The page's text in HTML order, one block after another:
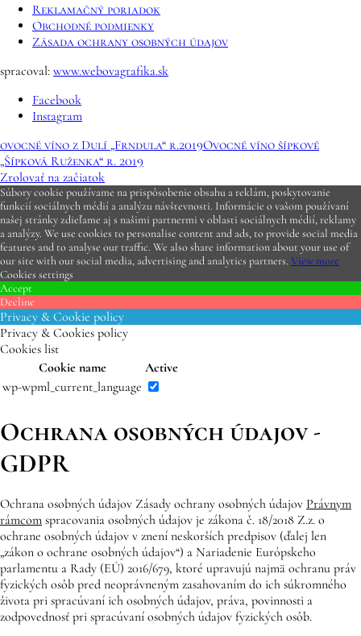
Reklamačný poriadok
Obchodné podmienky
Zásada ochrany osobných údajov
spracoval: www.webovagrafika.sk
Facebook
Instagram
ovocné víno z Dulí „Frndula“ r.2019Ovocné víno šípkové
„Šípková Ruženka“ r. 2019
Zrolovať na začiatok
Súbory cookie používame na prispôsobenie obsahu a reklám, poskytovanie
funkcií sociálnych médií a analýzu návštevnosti. Informácie o vašom používaní
našej stránky zdieľame aj s našimi partnermi v oblasti sociálnych médií, reklamy
a analýzy. We use cookies to personalise content and ads, to provide social media
features and to analyse our traffic. We also share information about your use of
our site with our social media, advertising and analytics partners. View more
Cookies settings
Accept
Decline
Privacy & Cookie policy
Privacy & Cookies policy
Cookies list
Cookie name
Active
wp-wpml_current_language
Ochrana osobných údajov -
GDPR
Ochrana osobných údajov Zásady ochrany osobných údajov Právnym
rámcom spracovania osobných údajov je zákona č. 18/2018 Z.z. o
ochrane osobných údajov v znení neskorších predpisov (ďalej len
„zákon o ochrane osobných údajov“) a Nariadenie Európskeho
parlamentu a Rady (EÚ) 2016/679, ktoré upravujú najmä ochranu práv
fyzických osôb pred neoprávneným zasahovaním do ich súkromného
života pri spracúvaní ich osobných údajov, práva, povinnosti a
zodpovednosť pri spracúvaní osobných údajov fyzických osôb.